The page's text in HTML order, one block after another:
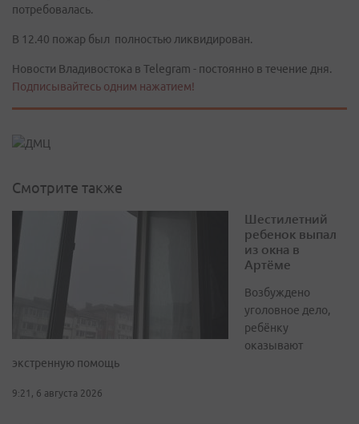
потребовалась.
В 12.40 пожар был полностью ликвидирован.
Новости Владивостока в Telegram - постоянно в течение дня.
Подписывайтесь одним нажатием!
Смотрите также
Шестилетний
ребенок выпал
из окна в
Артёме
Возбуждено
уголовное дело,
ребёнку
оказывают
экстренную помощь
9:21, 6 августа 2026